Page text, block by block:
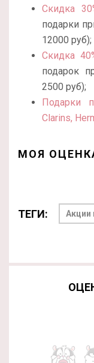
Скидка
подарки
12000 руб);
Скидка
подарок
2500 руб);
Подарки
Clarins,
МОЯ
ТЕГИ: Акции